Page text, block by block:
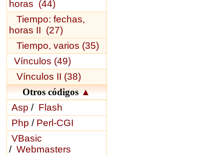
horas (44)
Tiempo: fechas,
horas II (27)
Tiempo, varios (35)
Vínculos (49)
Vínculos II (38)
Otros códigos▲
Asp / Flash
Php / Perl-CGI
VBasic
/ Webmasters